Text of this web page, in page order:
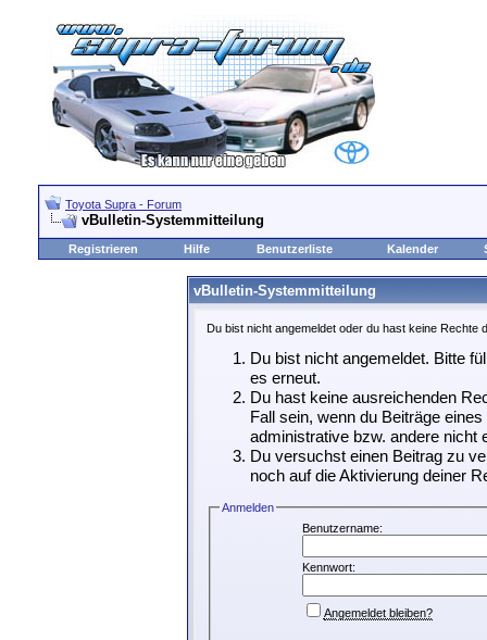
Toyota Supra - Forum
vBulletin-Systemmitteilung
Registrieren Hilfe Benutzerliste Kalender
vBulletin-Systemmitteilung
Du bist nicht angemeldet oder du hast keine Rechte
Du bist nicht angemeldet. Bitte
es erneut.
Du hast keine ausreichenden
Fall sein, wenn du Beiträge
administrative bzw. andere nicht
Du versuchst einen Beitrag zu
noch auf die Aktivierung deiner
Anmelden
Benutzername:
Kennwort:
Angemeldet bleiben?